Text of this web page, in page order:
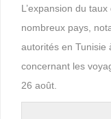
L’expansion du
nombreux pays,
autorités en Tunisie
concernant les
26 août.